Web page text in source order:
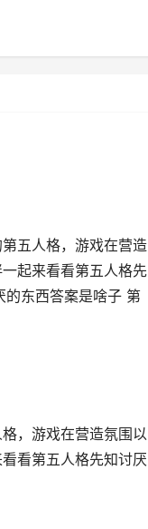
五人格，游戏在营造
起来看看第五人格先
东西答案是啥子 第
，游戏在营造氛围以
看第五人格先知讨厌